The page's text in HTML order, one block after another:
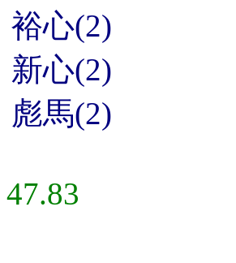
心(2)
心(2)
馬(2)